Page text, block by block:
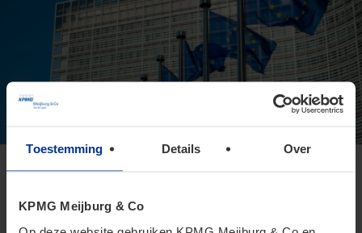
Toestemming Details Over
KPMG Meijburg & Co
voorstel voor Direct Tax Omnibus
24 juni 2026